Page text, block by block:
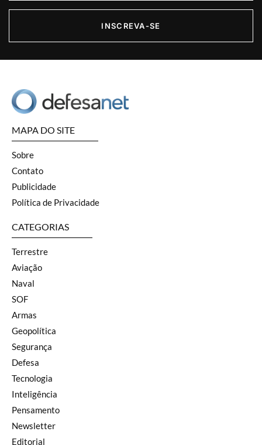
INSCREVA-SE
MAPA DO SITE
Sobre
Contato
Publicidade
Política de Privacidade
CATEGORIAS
Terrestre
Aviação
Naval
SOF
Armas
Geopolítica
Segurança
Defesa
Tecnologia
Inteligência
Pensamento
Newsletter
Editorial